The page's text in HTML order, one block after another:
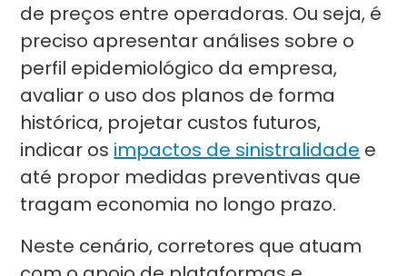
de preços entre operadoras. Ou seja, é
preciso apresentar análises sobre o
perfil epidemiológico da empresa,
avaliar o uso dos planos de forma
histórica, projetar custos futuros,
indicar os impactos de sinistralidade e
até propor medidas preventivas que
tragam economia no longo prazo.
Neste cenário, corretores que atuam